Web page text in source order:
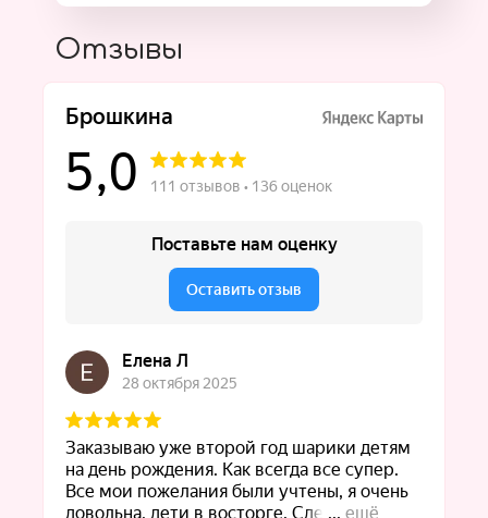
Отзывы